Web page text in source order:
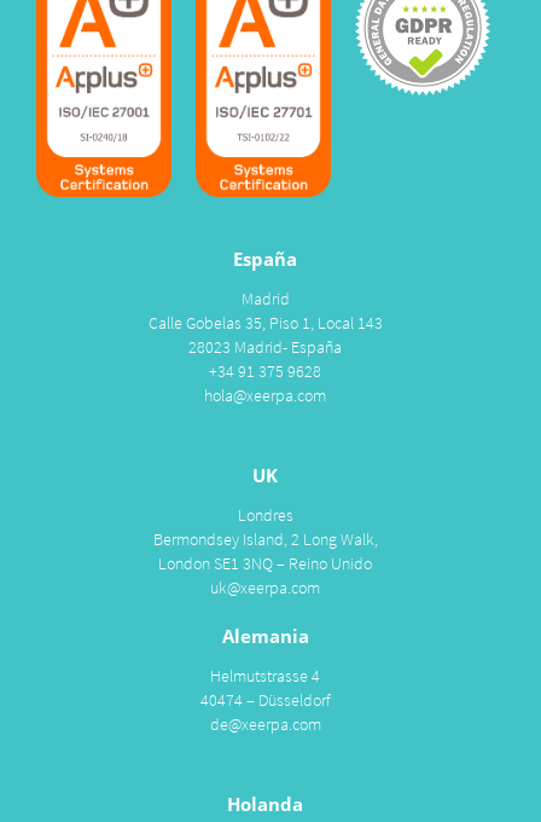
España
Madrid
Calle Gobelas 35, Piso 1, Local 143
28023 Madrid- España
+34 91 375 9628
hola@xeerpa.com
UK
Londres
Bermondsey Island, 2 Long Walk,
London SE1 3NQ – Reino Unido
uk@xeerpa.com
Alemania
Helmutstrasse 4
40474 – Düsseldorf
de@xeerpa.com
Holanda